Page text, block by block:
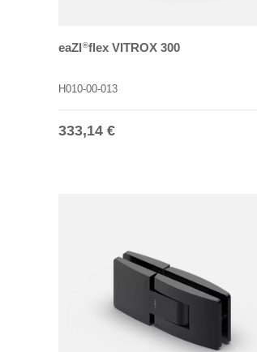
eaZI®flex VITROX 300
H010-00-013
Normaler Preis
333,14 €